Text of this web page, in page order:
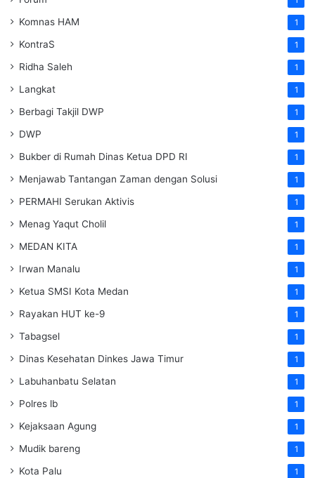
Komnas HAM 1
KontraS 1
Ridha Saleh 1
Langkat 1
Berbagi Takjil DWP 1
DWP 1
Bukber di Rumah Dinas Ketua DPD RI 1
Menjawab Tantangan Zaman dengan Solusi 1
PERMAHI Serukan Aktivis 1
Menag Yaqut Cholil 1
MEDAN KITA 1
Irwan Manalu 1
Ketua SMSI Kota Medan 1
Rayakan HUT ke-9 1
Tabagsel 1
Dinas Kesehatan Dinkes Jawa Timur 1
Labuhanbatu Selatan 1
Polres lb 1
Kejaksaan Agung 1
Mudik bareng 1
Kota Palu 1